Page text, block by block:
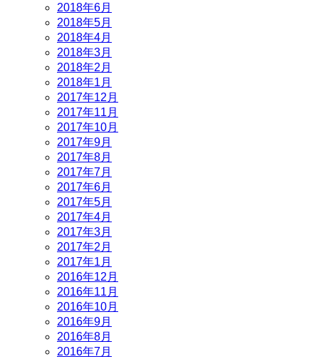
2018年6月
2018年5月
2018年4月
2018年3月
2018年2月
2018年1月
2017年12月
2017年11月
2017年10月
2017年9月
2017年8月
2017年7月
2017年6月
2017年5月
2017年4月
2017年3月
2017年2月
2017年1月
2016年12月
2016年11月
2016年10月
2016年9月
2016年8月
2016年7月